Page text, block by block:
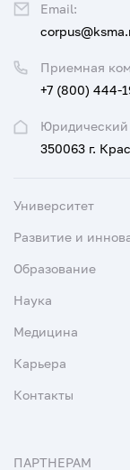
Юридический
350063 г.
Приемная
+7 (800) 444-
Email:
Университет
Развитие и
Образование
Наука
Медицина
Карьера
Контакты
ПАРТНЕРАМ